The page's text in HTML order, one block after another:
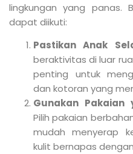
lingkungan yang panas.
dapat diikuti:
Pastikan Anak
beraktivitas di luar
penting untuk
dan kotoran yang
Gunakan Pakaian
Pilih pakaian
mudah menyerap
kulit bernapas